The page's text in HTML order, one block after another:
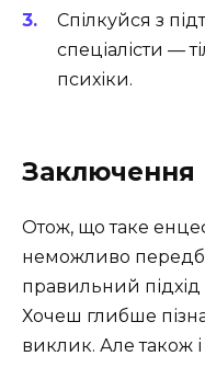
Спілкуйся з
спеціалісти —
психіки.
Заключення
Отож, що таке
неможливо
правильний підхід
Хочеш глибше
виклик. Але також